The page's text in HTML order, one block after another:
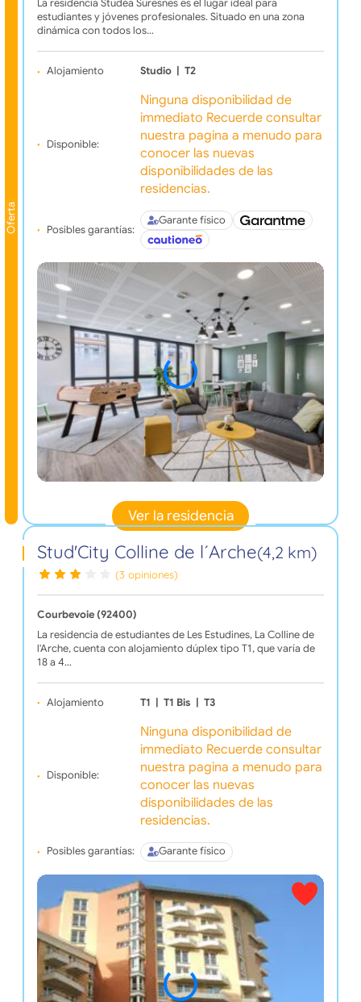
Oferta
La residencia Studéa Suresnes es el lugar ideal para
estudiantes y jóvenes profesionales. Situado en una zona
dinámica con todos los…
Alojamiento Studio T2
Disponible:
Ninguna disponibilidad de
immediato Recuerde consultar
nuestra pagina a menudo para
conocer las nuevas
disponibilidades de las
residencias.
Posibles garantías:
Garante físico
Ver la residencia
Stud'City Colline de l´Arche(4,2 km)
(3 opiniones)
Courbevoie (92400)
La residencia de estudiantes de Les Estudines, La Colline de
l'Arche, cuenta con alojamiento dúplex tipo T1, que varía de
18 a 4…
Alojamiento T1 | T1 Bis | T3
Disponible:
Ninguna disponibilidad de
immediato Recuerde consultar
nuestra pagina a menudo para
conocer las nuevas
disponibilidades de las
residencias.
Posibles garantías: Garante físico